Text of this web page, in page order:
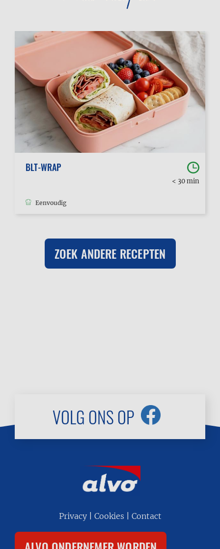
BLT-WRAP
< 30 min
Eenvoudig
ZOEK ANDERE RECEPTEN
VOLG ONS OP
menu
Privacy Cookies Contact